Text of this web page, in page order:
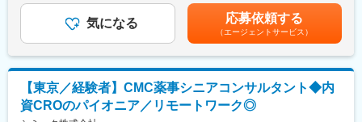
当社は現状に満足することなく常に革新を追求し続けます。製造
販売後調査事業、臨床開発事業、臨床研究事業、リアルワールド
データ事業に加え、医療機器、再生医療、デジタル治療、アプリ
団として、最適なソリューションを展開してまいります。医療の
最前線で求められるプレシジョンメディシンやデータを利活用し
たエビデンスの創出など、日々進化し続ける医療・ヘルスケア業
界において、革新的な取り組みに挑戦し続けます。
■就業環境
◇受託型の場合
・平均残業時間は月10時間と少なめです。
・副業可（講師・翻訳・ライターなど実例あり）、柔軟なキャリ
ア設計が可能
・介護・看護休暇、時短勤務、在宅勤務の組み合わせも柔軟に運
用
くまでも目安の金額であり、選考を通じて上下する可能性があり
ます。月給(月額)は固定手当を含めた表記です。
気になる 応募依頼する
（エージェントサービス）
【東京／経験者】CMC薬事シニアコンサルタント◆内
資CROのパイオニア／リモートワーク◎